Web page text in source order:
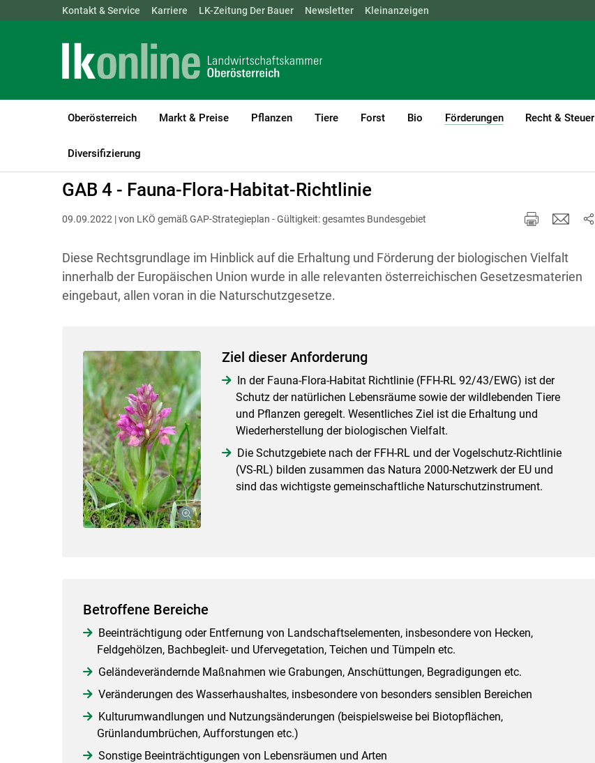
Landwirtschaftskammern: ÖSTERREICH BGLD KTN NÖ OÖ SBG STMK
Kontakt & Service Karriere LK-Zeitung Der Bauer Newsletter Kleinanzeigen
Oberösterreich Markt & Preise Pflanzen Tiere Forst Bio Förderungen
(current)1
Recht & Steuer
Diversifizierung
LK Oberösterreich Förderungen
GAB 4 - Fauna-Flora-Habitat-Richtlinie
09.09.2022 | von LKÖ gemäß GAP-Strategieplan - Gültigkeit: gesamtes Bundesgebiet
Diese Rechtsgrundlage im Hinblick auf die Erhaltung und Förderung der biologischen Vielfalt
innerhalb der Europäischen Union wurde in alle relevanten österreichischen Gesetzesmaterien
eingebaut, allen voran in die Naturschutzgesetze.
Ziel dieser Anforderung
In der Fauna-Flora-Habitat Richtlinie (FFH-RL 92/43/EWG) ist der
Schutz der natürlichen Lebensräume sowie der wildlebenden Tiere
und Pflanzen geregelt. Wesentliches Ziel ist die Erhaltung und
Wiederherstellung der biologischen Vielfalt.
Die Schutzgebiete nach der FFH-RL und der Vogelschutz-Richtlinie
(VS-RL) bilden zusammen das Natura 2000-Netzwerk der EU und
sind das wichtigste gemeinschaftliche Naturschutzinstrument.
Betroffene Bereiche
Beeinträchtigung oder Entfernung von Landschaftselementen, insbesondere von Hecken,
Feldgehölzen, Bachbegleit- und Ufervegetation, Teichen und Tümpeln etc.
Geländeverändernde Maßnahmen wie Grabungen, Anschüttungen, Begradigungen etc.
Veränderungen des Wasserhaushaltes, insbesondere von besonders sensiblen Bereichen
Kulturumwandlungen und Nutzungsänderungen (beispielsweise bei Biotopflächen,
Grünlandumbrüchen, Aufforstungen etc.)
Sonstige Beeinträchtigungen von Lebensräumen und Arten